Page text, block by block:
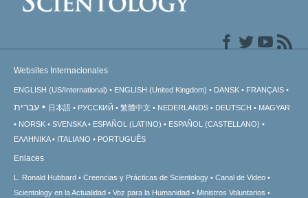
Websites Internacionales
ENGLISH (US/International) ENGLISH (United Kingdom) DANSK FRANÇAIS
עברית 日本語 РУССКИЙ 繁體中文 NEDERLANDS DEUTSCH
MAGYAR
NORSK
SVENSKA ESPAÑOL (LATINO)
ESPAÑOL (CASTELLANO)
ΕΛΛΗΝΙΚA
ITALIANO PORTUGUÊS
Enlaces
L. Ronald Hubbard Creencias y Prácticas de Scientology
Canal de Video
Scientology en la Actualidad
Voz para la Humanidad Ministros Voluntarios